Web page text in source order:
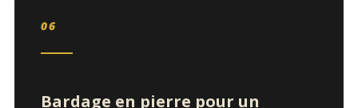
06
Bardage en pierre pour un